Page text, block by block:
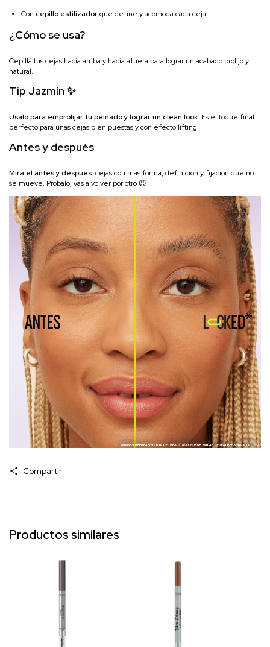
Con cepillo estilizadorque define y acomoda cada ceja
¿Cómo se usa?
Cepillá tus cejas hacia arriba y hacia afuera para lograr un acabado prolijo y
natural.
Tip Jazmín ✨
Usalo para emprolijar tu peinado y lograr un clean look. Es el toque final
perfecto para unas cejas bien puestas y con efecto lifting.
Antes y después
Mirá el antes y después: cejas con más forma, definición y fijación que no
se mueve. Probalo, vas a volver por otro 😉
Compartir
Productos similares